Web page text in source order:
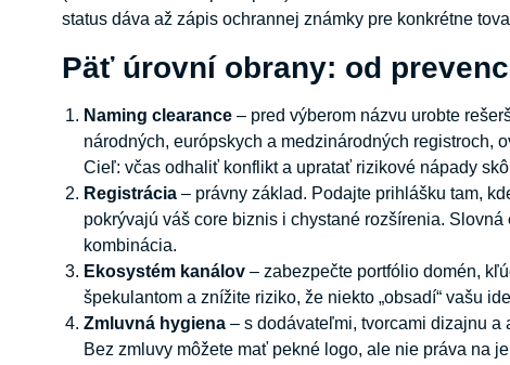
status dáva až zápis ochrannej známky pre konkrétne
Päť úrovní obrany: od
Naming clearance – pred výberom názvu urobte
národných, európskych a medzinárodných registroch,
Cieľ: včas odhaliť konflikt a upratať rizikové nápady
Registrácia – právny základ. Podajte prihlášku tam,
pokrývajú váš core biznis i chystané rozšírenia. Slovná
kombinácia.
Ekosystém kanálov – zabezpečte portfólio domén,
špekulantom a znížite riziko, že niekto „obsadí“ vašu
Zmluvná hygiena – s dodávateľmi, tvorcami dizajnu a
Bez zmluvy môžete mať pekné logo, ale nie práva na